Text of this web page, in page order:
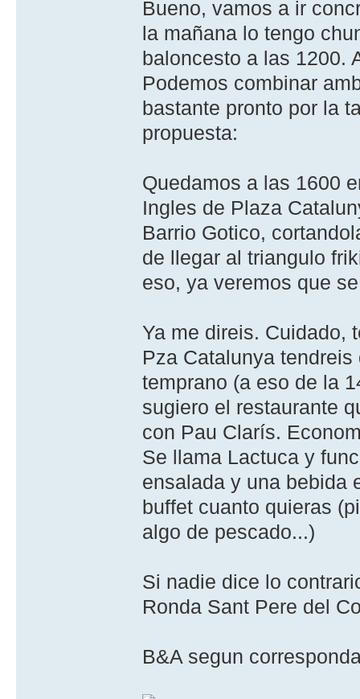
Bueno, vamos a ir
la mañana lo tengo
baloncesto a las 1200.
Podemos combinar
bastante pronto por la
propuesta:
Quedamos a las 1600
Ingles de Plaza
Barrio Gotico,
de llegar al triangulo
eso, ya veremos que
Ya me direis. Cuidado,
Pza Catalunya
temprano (a eso de la
sugiero el restaurante
con Pau Clarís.
Se llama Lactuca y
ensalada y una bebida
buffet cuanto quieras
algo de pescado...)
Si nadie dice lo
Ronda Sant Pere del
B&A segun